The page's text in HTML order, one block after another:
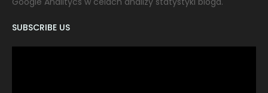
SUBSCRIBE US